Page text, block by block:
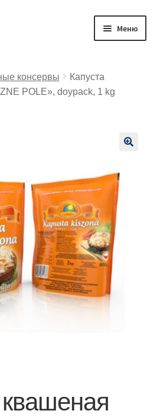
Меню
консервы
Капуста
POLE», doypack, 1 kg